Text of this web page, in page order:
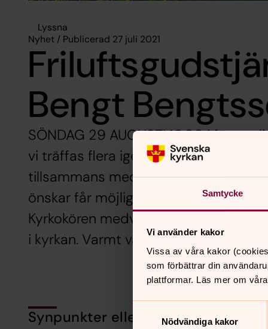
Samtycke
Vi använder kakor
Vissa av våra kakor
som förbättrar din
plattformar. Läs mer om
Nödvändiga kakor
Lyssna
Nyhet / Publicerad 27 juli 2021
Bengt
SÖNDAG 29 AUGUSTI 10.00 i
vi träffas flera igen och vi kan
tillsammans med vår förra
önskar får möjlighet att träffa Bengt
Kyrkokören medverkar och fika
i kyrkan. Varmt välkommen!
Synpunkter eller frågor på sidans